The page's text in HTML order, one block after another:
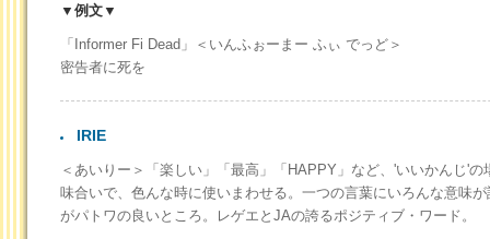
▼例文▼
「Informer Fi Dead」＜いんふぉーまー ふぃ でっど＞
密告者に死を
IRIE
＜あいりー＞「楽しい」「最高」「HAPPY」など、'いいかんじ'
味合いで、色んな時に使いまわせる。一つの言葉にいろんな意味
がパトワの良いところ。レゲエとJAの誇るポジティブ・ワード。